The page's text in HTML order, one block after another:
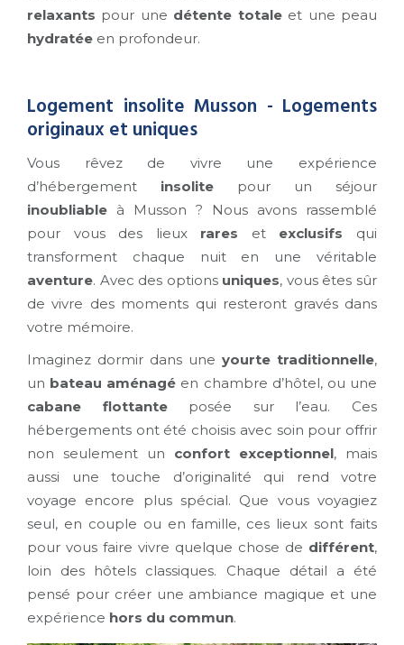
relaxants pour une détente totaleet une peau
hydratée en profondeur.
Logement insolite Musson - Logements
originaux et uniques
Vous rêvez de vivre une expérience
d’hébergement insolite pour un séjour
inoubliable à Musson ? Nous avons rassemblé
pour vous des lieux rares et exclusifs qui
transforment chaque nuit en une véritable
aventure. Avec des options uniques, vous êtes sûr
de vivre des moments qui resteront gravés dans
votre mémoire.
Imaginez dormir dans une yourte traditionnelle,
un bateau aménagé en chambre d’hôtel, ou une
cabane flottanteposée sur l’eau. Ces
hébergements ont été choisis avec soin pour offrir
non seulement un confort exceptionnel, mais
aussi une touche d’originalité qui rend votre
voyage encore plus spécial. Que vous voyagiez
seul, en couple ou en famille, ces lieux sont faits
pour vous faire vivre quelque chose de différent,
loin des hôtels classiques. Chaque détail a été
pensé pour créer une ambiance magique et une
expérience hors du commun.